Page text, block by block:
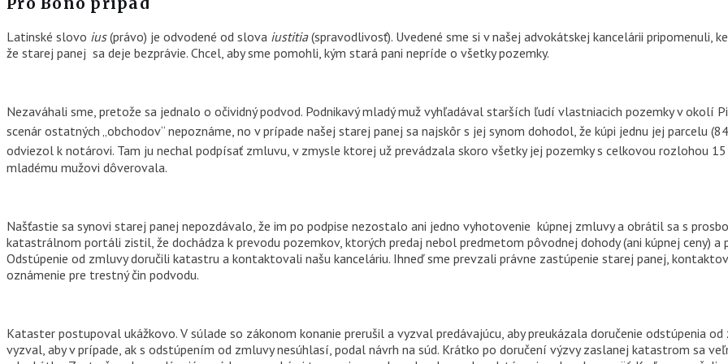
Pro Bono prípad
Latinské slovo ius(právo) je odvodené od slova iustitia(spravodlivosť). Uvedené sme si v našej advokátskej kancelárii pripomenuli,
že starej panej sa deje bezprávie. Chcel, aby sme pomohli, kým stará pani nepríde o všetky pozemky.
Nezaváhali sme, pretože sa jednalo o očividný podvod. Podnikavý mladý muž vyhľadával starších ľudí vlastniacich pozemky v okolí
scenár ostatných „obchodov“ nepoznáme, no v prípade našej starej panej sa najskôr s jej synom dohodol, že kúpi jednu jej parcelu
odviezol k notárovi. Tam ju nechal podpísať zmluvu, v zmysle ktorej už prevádzala skoro všetky jej pozemky s celkovou rozlohou
mladému mužovi dôverovala.
Našťastie sa synovi starej panej nepozdávalo, že im po podpise nezostalo ani jedno vyhotovenie kúpnej zmluvy a obrátil sa s
katastrálnom portáli zistil, že dochádza k prevodu pozemkov, ktorých predaj nebol predmetom pôvodnej dohody (ani kúpnej ceny)
Odstúpenie od zmluvy doručili katastru a kontaktovali našu kanceláriu. Ihneď sme prevzali právne zastúpenie starej panej,
oznámenie pre trestný čin podvodu.
Kataster postupoval ukážkovo. V súlade so zákonom konanie prerušil a vyzval predávajúcu, aby preukázala doručenie odstúpenia
vyzval, aby v prípade, ak s odstúpením od zmluvy nesúhlasí, podal návrh na súd. Krátko po doručení výzvy zaslanej katastrom sa